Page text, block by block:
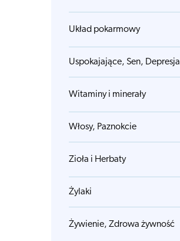
Układ pokarmowy
Uspokajające, Sen, Depresja
Witaminy i minerały
Włosy, Paznokcie
Zioła i Herbaty
Żylaki
Żywienie, Zdrowa żywność